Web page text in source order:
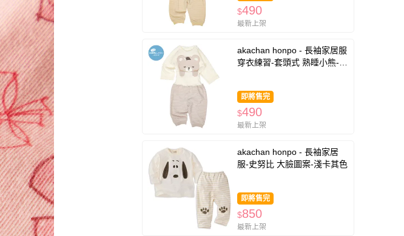
$490
最新上架
akachan honpo - 長袖家居服
穿衣練習-套頭式 熟睡小熊-米
即將售完
$490
最新上架
akachan honpo - 長袖家居
服-史努比 大臉圖案-淺卡其色
即將售完
$850
最新上架